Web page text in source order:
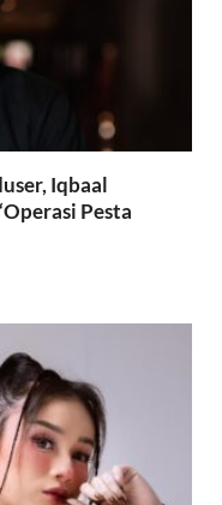
Iqbaal
Pesta